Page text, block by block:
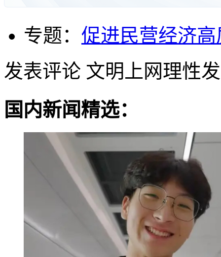
专题： 促进民营经济
发表评论 文明上网理性
国内新闻精选：